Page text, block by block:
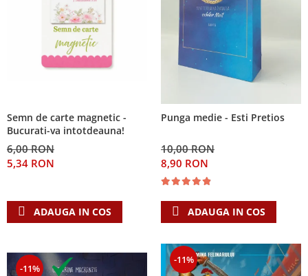
Semn de carte magnetic -
Bucurati-va intotdeauna!
6,00 RON
5,34 RON
ADAUGA IN COS
Punga medie - Esti Pretios
10,00 RON
8,90 RON
ADAUGA IN COS
-11%
-11%